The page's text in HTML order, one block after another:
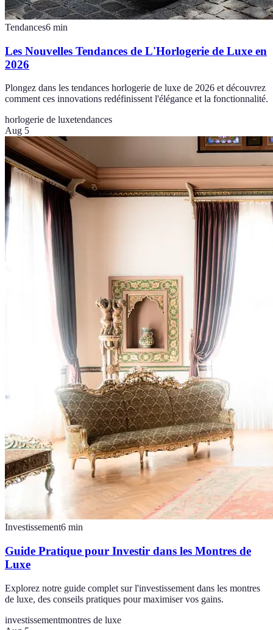
Tendances6 min
Les Nouvelles Tendances de L'Horlogerie de Luxe en
2026
Plongez dans les tendances horlogerie de luxe de 2026 et découvrez
comment ces innovations redéfinissent l'élégance et la fonctionnalité.
horlogerie de luxetendances
Aug 5
Investissement6 min
Guide Pratique pour Investir dans les Montres de
Luxe
Explorez notre guide complet sur l'investissement dans les montres
de luxe, des conseils pratiques pour maximiser vos gains.
investissementmontres de luxe